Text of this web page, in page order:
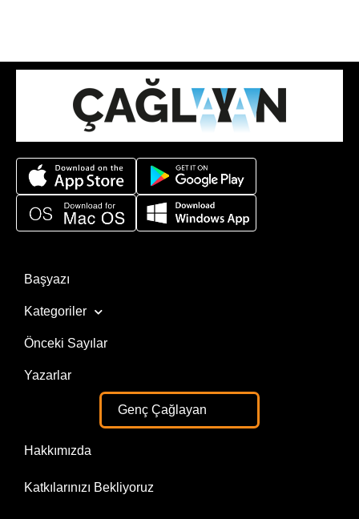
Başyazı
Kategoriler
Önceki Sayılar
Yazarlar
Genç Çağlayan
Hakkımızda
Katkılarınızı Bekliyoruz